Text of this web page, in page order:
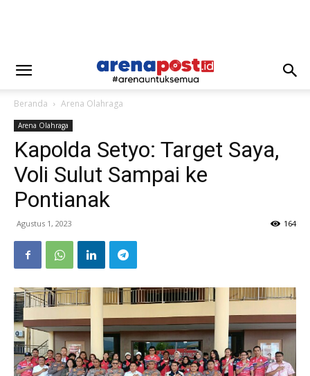
Beranda Arena Olahraga
Arena Olahraga
Kapolda Setyo: Target Saya,
Voli Sulut Sampai ke
Pontianak
Agustus 1, 2023 164